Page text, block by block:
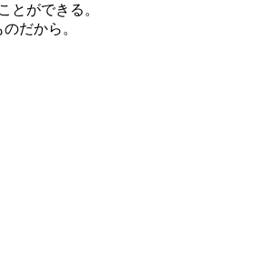
とができる。
だから。